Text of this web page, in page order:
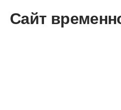
Сайт